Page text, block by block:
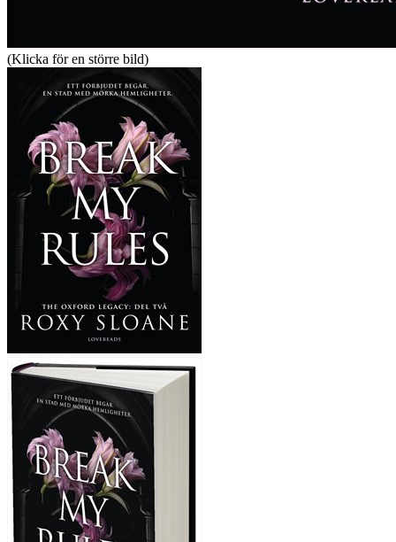
(Klicka för en större bild)